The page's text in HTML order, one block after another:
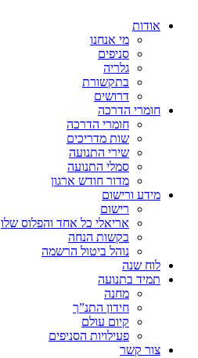
אודות
מי אנחנו
סניפים
גלריה
בתקשורת
דרושים
חומרי הדרכה
חומרי הדרכה
שות מדריכים
שירי התנועה
סמלי התנועה
מדור חודש ארגון
מידע ורישום
רישום
אריאלי כל אחד והפלוס שלו
בקשות הנחה
נוהל ביטול הרשמה
לוח שנה
תמיד בתנועה
מחנה
חידון התנ”ך
קיום עולם
פעילויות הסניפים
צור קשר